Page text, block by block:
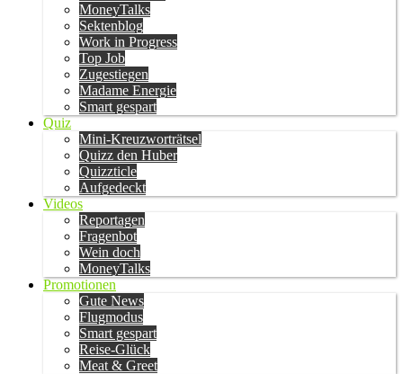
MoneyTalks
Sektenblog
Work in Progress
Top Job
Zugestiegen
Madame Energie
Smart gespart
Quiz
Mini-Kreuzworträtsel
Quizz den Huber
Quizzticle
Aufgedeckt
Videos
Reportagen
Fragenbot
Wein doch
MoneyTalks
Promotionen
Gute News
Flugmodus
Smart gespart
Reise-Glück
Meat & Greet